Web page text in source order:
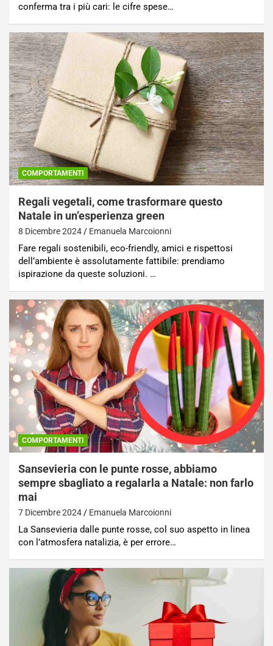
conferma tra i più cari: le cifre spese…
COMPORTAMENTI
Regali vegetali, come trasformare questo
Natale in un’esperienza green
8 Dicembre 2024 Emanuela Marcoionni
Fare regali sostenibili, eco-friendly, amici e rispettosi
dell’ambiente è assolutamente fattibile: prendiamo
ispirazione da queste soluzioni. …
COMPORTAMENTI
Sansevieria con le punte rosse, abbiamo
sempre sbagliato a regalarla a Natale: non farlo
mai
7 Dicembre 2024 Emanuela Marcoionni
La Sansevieria dalle punte rosse, col suo aspetto in linea
con l’atmosfera natalizia, è per errore…